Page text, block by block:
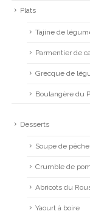
Plats
Tajine de
Parmentier de
Grecque de
Boulangère du
Desserts
Soupe de
Crumble de
Abricots du
Yaourt à boire